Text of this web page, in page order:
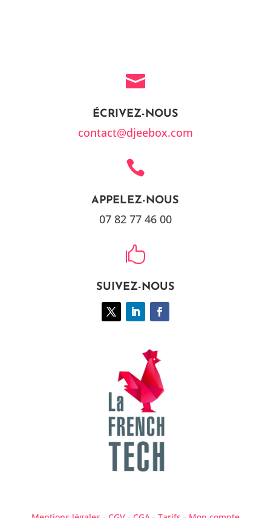

ÉCRIVEZ-NOUS
contact@djeebox.com

APPELEZ-NOUS
07 82 77 46 00

SUIVEZ-NOUS